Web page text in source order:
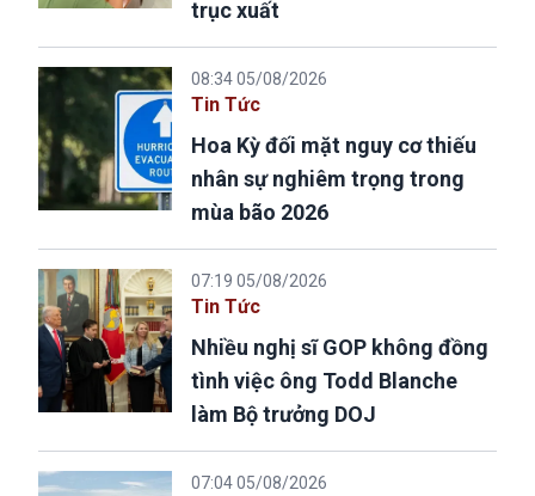
trục xuất
08:34 05/08/2026
Tin Tức
Hoa Kỳ đối mặt nguy cơ thiếu
nhân sự nghiêm trọng trong
mùa bão 2026
07:19 05/08/2026
Tin Tức
Nhiều nghị sĩ GOP không đồng
tình việc ông Todd Blanche
làm Bộ trưởng DOJ
07:04 05/08/2026